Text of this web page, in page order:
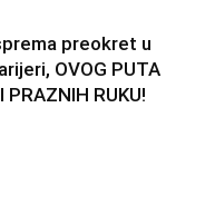
preokret u
OVOG PUTA
PRAZNIH RUKU!